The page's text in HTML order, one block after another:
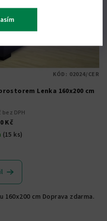
Lenka 160x200 cm
bez DPH
Kč
(15 ks)
160x200 cm Doprava zdarma.
KÓD: 02024/CER